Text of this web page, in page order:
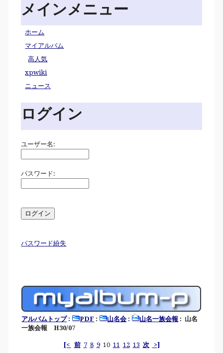
メインメニュー
ホーム
マイアルバム
高人気
xpwiki
ニュース
ログイン
ユーザー名:
パスワード:
パスワード紛失
アルバムトップ: PDF : 山名会 : 山名一族会報 : 山名
一族会報 H30/07
[< 前 7 8 910 11 12 13 次 >]